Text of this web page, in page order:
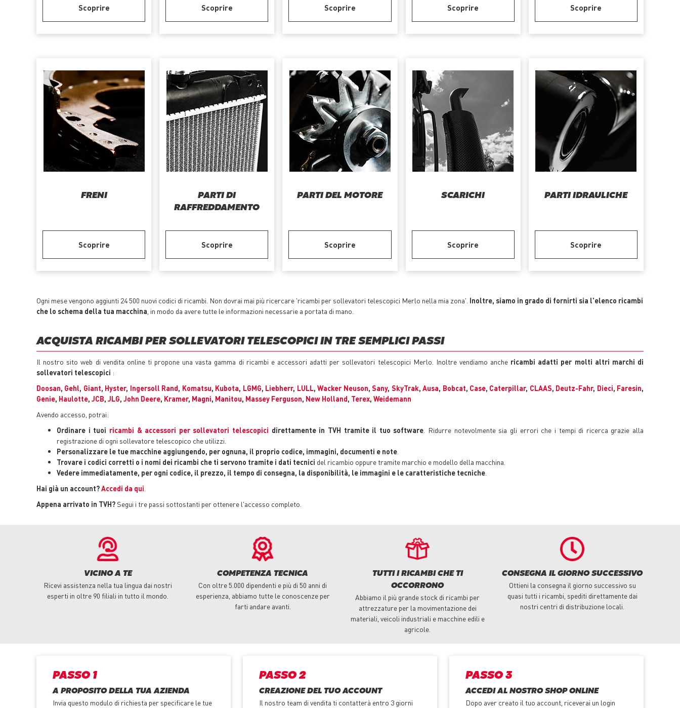
Scoprire Scoprire Scoprire Scoprire Scoprire
FRENI
Scoprire
PARTI DI
RAFFREDDAMENTO
Scoprire
PARTI DEL MOTORE
Scoprire
SCARICHI
Scoprire
PARTI IDRAULICHE
Scoprire
Ogni mese vengono aggiunti 24 500 nuovi codici di ricambi. Non dovrai mai più ricercare 'ricambi per sollevatori telescopici Merlo nella mia zona'. Inoltre, siamo in grado di fornirti sia l'elenco ricambi
che lo schema della tua macchina , in modo da avere tutte le informazioni necessarie a portata di mano.
ACQUISTA RICAMBI PER SOLLEVATORI TELESCOPICI IN TRE SEMPLICI PASSI
Il nostro sito web di vendita online ti propone una vasta gamma di ricambi e accessori adatti per sollevatori telescopici Merlo. Inoltre vendiamo anche ricambi adatti per molti altri marchi di
sollevatori telescopici :
Doosan, Gehl, Giant, Hyster, Ingersoll Rand, Komatsu, Kubota, LGMG, Liebherr, LULL,Wacker Neuson,Sany, SkyTrak,Ausa, Bobcat, Case, Caterpillar, CLAAS, Deutz-Fahr, Dieci, Faresin,
Genie, Haulotte, JCB, JLG, John Deere, Kramer, Magni, Manitou, Massey Ferguson, New Holland, Terex, Weidemann
Avendo accesso, potrai:
Ordinare i tuoi ricambi & accessori per sollevatori telescopici direttamente in TVH tramite il tuo software . Ridurre notevolmente sia gli errori che i tempi di ricerca grazie alla
registrazione di ogni sollevatore telescopico che utilizzi.
Personalizzare le tue macchine aggiungendo, per ognuna, il proprio codice, immagini, documenti e note
Trovare i codici corretti o i nomi dei ricambi che ti servono tramite i dati tecnici del ricambio oppure tramite marchio e modello della macchina.
Vedere immediatamente, per ogni codice, il prezzo, il tempo di consegna, la disponibilità, le immagini e le caratteristiche tecniche
Hai già un account?Accedi da qui
Appena arrivato in TVH? Segui i tre passi sottostanti per ottenere l'accesso completo.
VICINO A TE
Ricevi assistenza nella tua lingua dai nostri
esperti in oltre 90 filiali in tutto il mondo.
COMPETENZA TECNICA
Con oltre 5.000 dipendenti e più di 50 anni di
esperienza, abbiamo tutte le conoscenze per
farti andare avanti.
TUTTI I RICAMBI CHE TI
OCCORRONO
Abbiamo il più grande stock di ricambi per
attrezzature per la movimentazione dei
materiali, veicoli industriali e macchine edili e
agricole.
CONSEGNA IL GIORNO SUCCESSIVO
Ottieni la consegna il giorno successivo su
quasi tutti i ricambi, spediti direttamente dai
nostri centri di distribuzione locali.
PASSO 1
A PROPOSITO DELLA TUA AZIENDA
Invia questo modulo di richiesta per specificare le tue
PASSO 2
CREAZIONE DEL TUO ACCOUNT
Il nostro team di vendita ti contatterà entro 3 giorni
PASSO 3
ACCEDI AL NOSTRO SHOP ONLINE
Dopo aver creato il tuo account, riceverai un login